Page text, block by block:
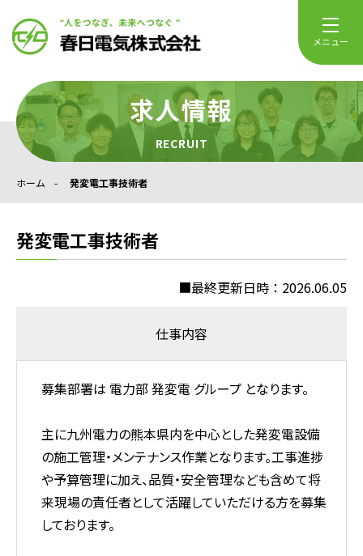
メニュー
求人情報
RECRUIT
ホーム 発変電工事技術者
発変電工事技術者
■最終更新日時： 2026.06.05
仕事内容
募集部署は 電力部 発変電 グループ となります。
主に九州電力の熊本県内を中心とした発変電設備
の施工管理・メンテナンス作業となります。工事進捗
や予算管理に加え、品質・安全管理なども含めて将
来現場の責任者として活躍していただける方を募集
しております。